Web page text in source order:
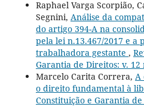
Raphael Varga Scorpião,
Segnini, Análise da
do artigo 394-A na
pela lei n.13.467/2017 e
trabalhadora gestante ,
Garantia de Direitos: v. 12
Marcelo Carita Correra, A
o direito fundamental à
Constituição e Garantia